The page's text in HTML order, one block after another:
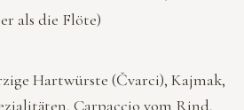
als die Flöte)
Hartwürste (Čvarci), Kajmak,
Carpaccio vom Rind,